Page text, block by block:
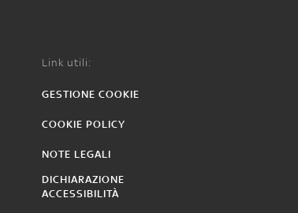
Link utili:
GESTIONE COOKIE
COOKIE POLICY
NOTE LEGALI
DICHIARAZIONE
ACCESSIBILITÀ